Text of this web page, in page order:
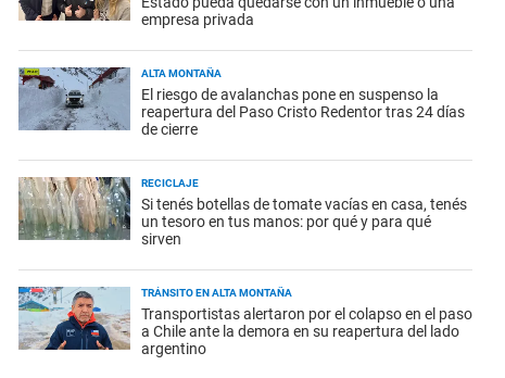
empresa privada
ALTA MONTAÑA
El riesgo de avalanchas pone en suspenso la
reapertura del Paso Cristo Redentor tras 24 días
de cierre
RECICLAJE
Si tenés botellas de tomate vacías en casa, tenés
un tesoro en tus manos: por qué y para qué
sirven
TRÁNSITO EN ALTA MONTAÑA
Transportistas alertaron por el colapso en el paso
a Chile ante la demora en su reapertura del lado
argentino